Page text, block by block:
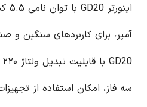
آمپر، برای کاربردهای سنگین و
سه فاز، امکان استفاده از